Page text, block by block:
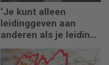
‘Je kunt alleen
leidinggeven aan
anderen als je leiding
kunt geven aan jezelf’